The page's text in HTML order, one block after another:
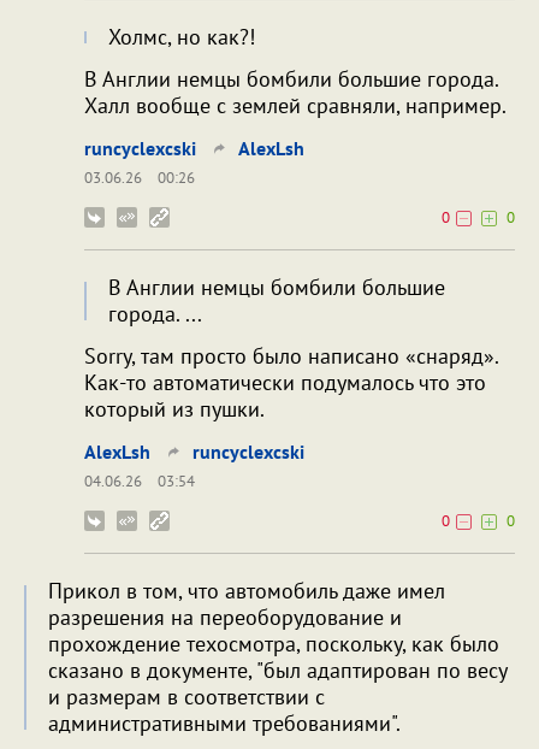
Холмс, но как?!
В Англии немцы бомбили большие города.
Халл вообще с землей сравняли, например.
runcyclexcski AlexLsh
03.06.26
00:26
0
0
В Англии немцы бомбили большие
города. ...
Sorry, там просто было написано «снаряд».
Как-то автоматически подумалось что это
который из пушки.
AlexLsh runcyclexcski
04.06.26
03:54
0
0
Прикол в том, что автомобиль даже имел
разрешения на переоборудование и
прохождение техосмотра, поскольку, как было
сказано в документе, "был адаптирован по весу
и размерам в соответствии с
административными требованиями".